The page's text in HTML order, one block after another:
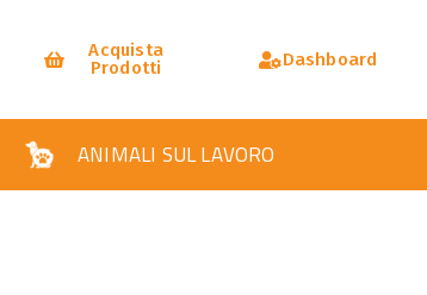
Acquista
Prodotti
Dashboard
ANIMALI SUL LAVORO